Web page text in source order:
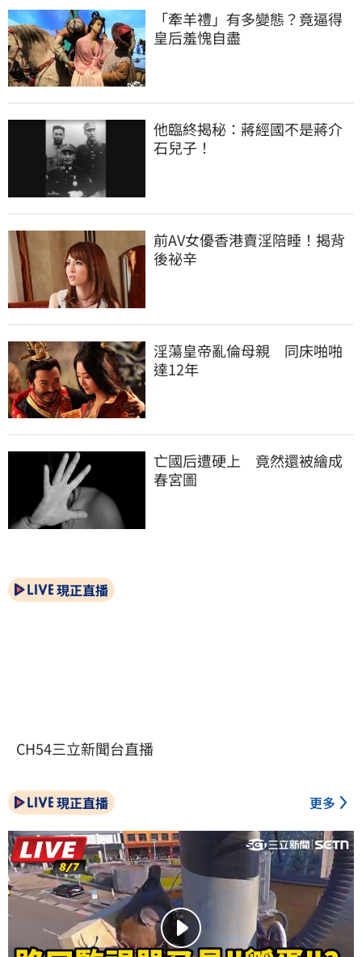
「牽羊禮」有多變態？竟逼得
皇后羞愧自盡
他臨終揭秘：蔣經國不是蔣介
石兒子！
前AV女優香港賣淫陪睡！揭背
後祕辛
淫蕩皇帝亂倫母親　同床啪啪
達12年
亡國后遭硬上　竟然還被繪成
春宮圖
現正直播
CH54三立新聞台直播
現正直播 更多